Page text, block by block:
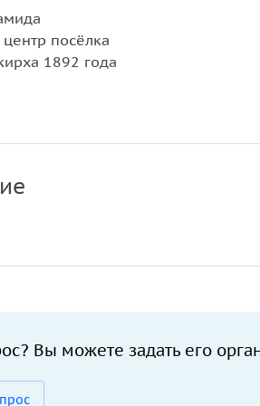
посёлка
1892 года
Вы можете задать его